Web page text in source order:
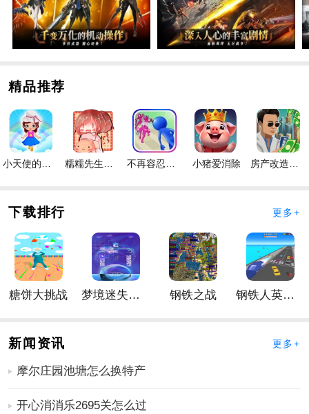
2、在手游中全新的地图下，可以探索各种不同的场景。
3、会给玩家带来丰富的新内容，玩家会在这个开放的世
界里自由冒险。
1、精彩的战斗方式，选择合适的战斗
多的战斗。
2、掌握一定的战斗技巧，不断尝试更多的技巧，创造出
全新的战斗方式。
3、3D格斗 动作，各种形式的冒险，让我们更好的体验玩
手游点评
2、相当多样和奇妙的冒险在mir世界的传说开始。
3、极其奇特的手游世界，在其中你可以自由选择武器和
各种装备来武装自己。
更多好玩实用的手游，请持续关注靠谱FC网
精品推荐
小天使的冒险手游 糯糯先生的面包店手游 不再容忍手游 小猪爱消除 房产改造王游戏手机版手游
下载排行 更多+
糖饼大挑战 梦境迷失星辰 钢铁之战 钢铁人英雄3D
新闻资讯 更多+
摩尔庄园池塘怎么换特产
开心消消乐2695关怎么过